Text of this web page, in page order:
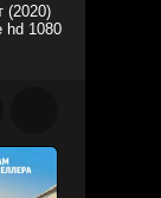
(2020)
hd 1080